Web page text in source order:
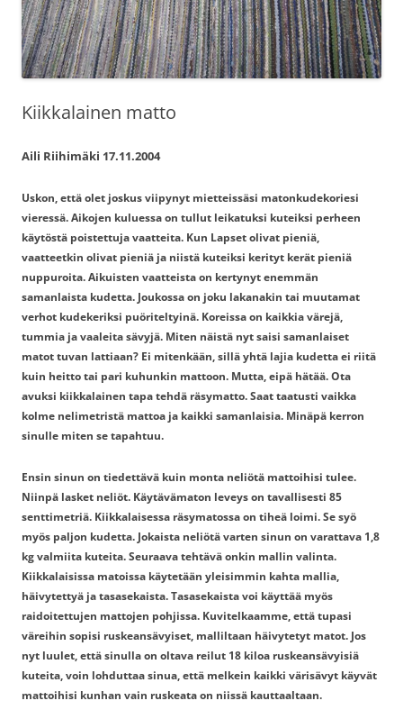
Kiikkalainen matto
Aili Riihimäki 17.11.2004
Uskon, että olet joskus viipynyt mietteissäsi matonkudekoriesi
vieressä. Aikojen kuluessa on tullut leikatuksi kuteiksi perheen
käytöstä poistettuja vaatteita. Kun Lapset olivat pieniä,
vaatteetkin olivat pieniä ja niistä kuteiksi kerityt kerät pieniä
nuppuroita. Aikuisten vaatteista on kertynyt enemmän
samanlaista kudetta. Joukossa on joku lakanakin tai muutamat
verhot kudekeriksi puöriteltyinä. Koreissa on kaikkia värejä,
tummia ja vaaleita sävyjä. Miten näistä nyt saisi samanlaiset
matot tuvan lattiaan? Ei mitenkään, sillä yhtä lajia kudetta ei riitä
kuin heitto tai pari kuhunkin mattoon. Mutta, eipä hätää. Ota
avuksi kiikkalainen tapa tehdä räsymatto. Saat taatusti vaikka
kolme nelimetristä mattoa ja kaikki samanlaisia. Minäpä kerron
sinulle miten se tapahtuu.
Ensin sinun on tiedettävä kuin monta neliötä mattoihisi tulee.
Niinpä lasket neliöt. Käytävämaton leveys on tavallisesti 85
senttimetriä. Kiikkalaisessa räsymatossa on tiheä loimi. Se syö
myös paljon kudetta. Jokaista neliötä varten sinun on varattava 1,8
kg valmiita kuteita. Seuraava tehtävä onkin mallin valinta.
Kiikkalaisissa matoissa käytetään yleisimmin kahta mallia,
häivytettyä ja tasasekaista. Tasasekaista voi käyttää myös
raidoitettujen mattojen pohjissa. Kuvitelkaamme, että tupasi
väreihin sopisi ruskeansävyiset, malliltaan häivytetyt matot. Jos
nyt luulet, että sinulla on oltava reilut 18 kiloa ruskeansävyisiä
kuteita, voin lohduttaa sinua, että melkein kaikki värisävyt käyvät
mattoihisi kunhan vain ruskeata on niissä kauttaaltaan.